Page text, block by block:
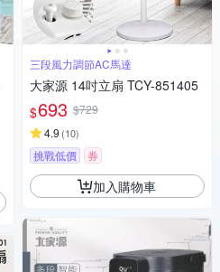
三段風力調節AC馬達
大家源 14吋立扇 TCY-851405
$693 $729
4.9 (10)
挑戰低價 券
加入購物車